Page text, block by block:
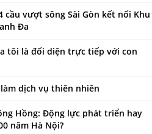
cầu vượt sông Sài Gòn kết nối Khu
Đa
tôi là đối diện trực tiếp với con
dịch vụ thiên nhiên
Hồng: Động lực phát triển hay
năm Hà Nội?